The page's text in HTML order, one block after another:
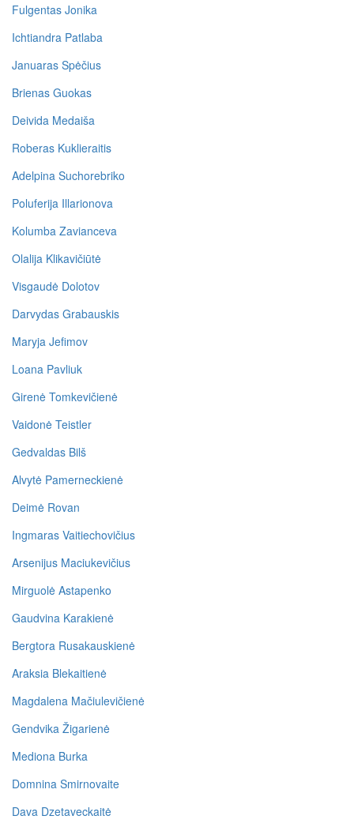
Fulgentas Jonika
Ichtiandra Patlaba
Januaras Spėčius
Brienas Guokas
Deivida Medaiša
Roberas Kuklieraitis
Adelpina Suchorebriko
Poluferija Illarionova
Kolumba Zavianceva
Olalija Klikavičiūtė
Visgaudė Dolotov
Darvydas Grabauskis
Maryja Jefimov
Loana Pavliuk
Girenė Tomkevičienė
Vaidonė Teistler
Gedvaldas Bilš
Alvytė Pamerneckienė
Deimė Rovan
Ingmaras Vaitiechovičius
Arsenijus Maciukevičius
Mirguolė Astapenko
Gaudvina Karakienė
Bergtora Rusakauskienė
Araksia Blekaitienė
Magdalena Mačiulevičienė
Gendvika Žigarienė
Mediona Burka
Domnina Smirnovaite
Dava Dzetaveckaitė